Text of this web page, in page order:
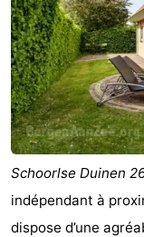
Schoorlse Duinen
indépendant à
dispose d’une